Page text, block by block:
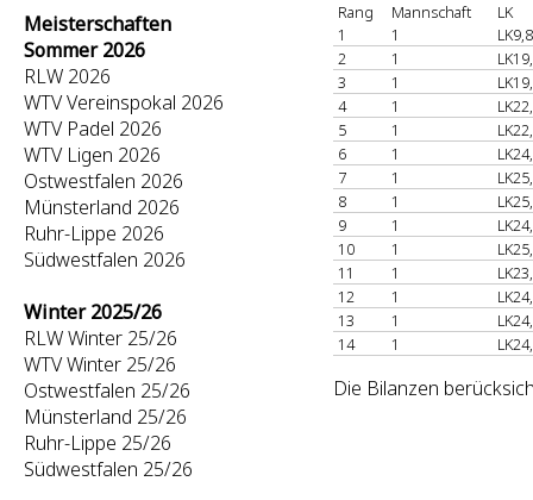
Meisterschaften
Sommer 2026
RLW 2026
WTV Vereinspokal 2026
WTV Padel 2026
WTV Ligen 2026
Ostwestfalen 2026
Münsterland 2026
Ruhr-Lippe 2026
Südwestfalen 2026
Winter 2025/26
RLW Winter 25/26
WTV Winter 25/26
Ostwestfalen 25/26
Münsterland 25/26
Ruhr-Lippe 25/26
Südwestfalen 25/26
Rang Mannschaft
LK
1
1
LK9,8
2
1
3
1
4
1
5
1
6
1
7
1
8
1
9
1
10
1
11
1
12
1
13
1
14
1
Die Bilanzen